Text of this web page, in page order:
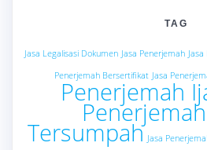
TAG
Jasa Legalisasi Dokumen Jasa Penerjemah
Penerjemah Bersertifikat Jasa
Penerjemah
Tersumpah Jasa